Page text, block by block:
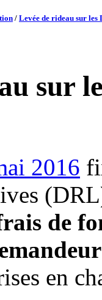
/ Levée de rideau sur les
sur
2016
de
en